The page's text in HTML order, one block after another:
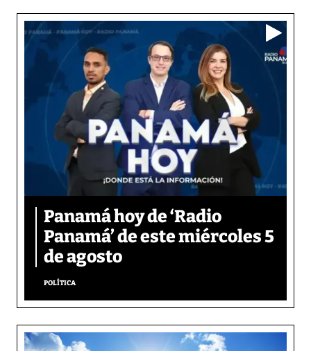
Panamá hoy de ‘Radio
Panamá’ de este miércoles 5
de agosto
POLÍTICA